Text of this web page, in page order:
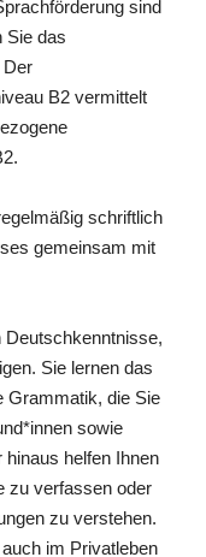
sind
Sie das
Der
B2 vermittelt
schriftlich
gemeinsam mit
Sie lernen das
Grammatik, die Sie
sowie
helfen Ihnen
zu verfassen oder
zu verstehen.
im Privatleben